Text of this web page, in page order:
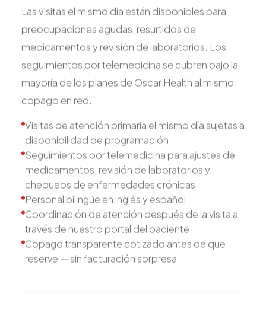
Las visitas el mismo día están disponibles para
preocupaciones agudas, resurtidos de
medicamentos y revisión de laboratorios. Los
seguimientos por telemedicina se cubren bajo la
mayoría de los planes de Oscar Health al mismo
copago en red.
Visitas de atención primaria el mismo día sujetas a
disponibilidad de programación
Seguimientos por telemedicina para ajustes de
medicamentos, revisión de laboratorios y
chequeos de enfermedades crónicas
Personal bilingüe en inglés y español
Coordinación de atención después de la visita a
través de nuestro portal del paciente
Copago transparente cotizado antes de que
reserve — sin facturación sorpresa